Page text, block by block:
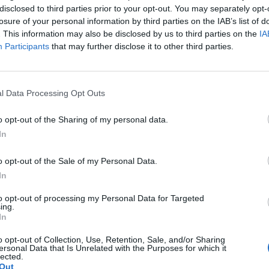
to third parties prior to your opt-out. You may separately
of your personal information by third parties on the IAB’s list of
This information may also be disclosed by us to third parties on the
Participants that may further disclose it to other third parties.
Data Processing Opt Outs
opt-out of the Sharing of my personal data.
opt-out of the Sale of my Personal Data.
opt-out of processing my Personal Data for Targeted
opt-out of Collection, Use, Retention, Sale, and/or Sharing
Data that Is Unrelated with the Purposes for which it
assicurarle le migliori terapie palliative e
il conferimento della cittadinanza italiana,
per l’umanità, per la medicina, per
per la civiltà occidentale", scrive sui
- aggiunge - è stata presa sulla base di
dignità della vita totalmente eutanasici
ripiombare nei periodi più bui della
recente. Una bambina oggi morirà per
non a causa della sua malattia ma
ha impedito ai suoi genitori di
Indi Gregory si unisce a Charlie
e Isaiah Haastrup nella schiera di
inglesi che il servizio sanitario
magistratura britannica hanno
indegni di vivere nonostante la possibilità
migliori cure palliative e dell’amore dei